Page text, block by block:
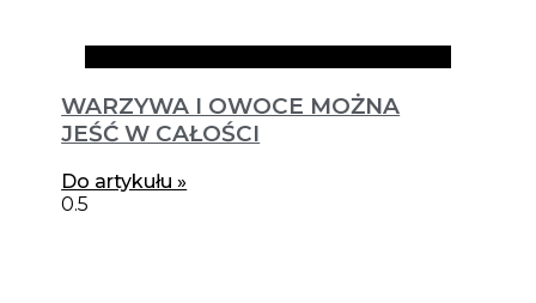
WARZYWA I OWOCE MOŻNA
JEŚĆ W CAŁOŚCI
Do artykułu »